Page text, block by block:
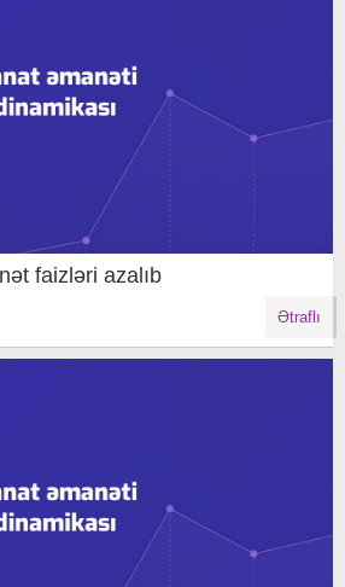
faizləri azalıb
Ətraflı